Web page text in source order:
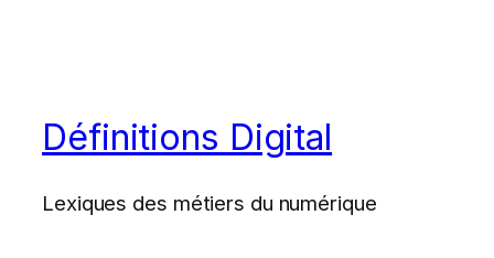
Définitions Digital
Lexiques des métiers du numérique